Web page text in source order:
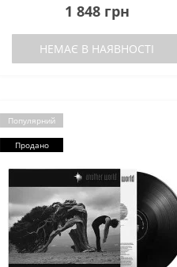
1 848 грн
НЕМАЄ В НАЯВНОСТІ
Популярний
Продано